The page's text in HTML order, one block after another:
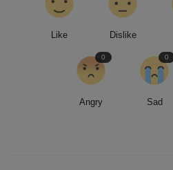
Like Dislike
Angry
0
Sad
0